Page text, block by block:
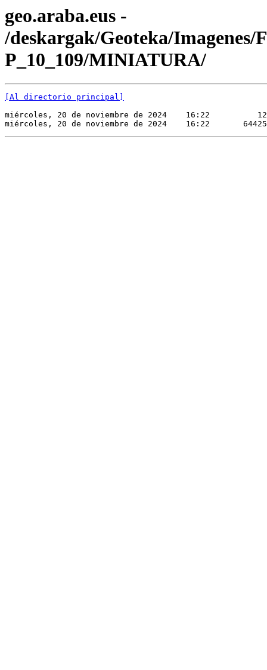
geo.araba.eus -
/deskargak/Geoteka/Imagenes/
P_10_109/MINIATURA/
[Al directorio principal]
miércoles, 20 de noviembre de 2024    16:22
miércoles, 20 de noviembre de 2024    16:22